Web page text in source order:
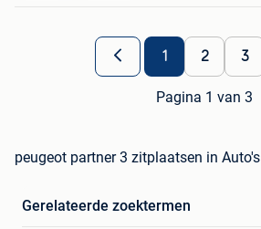
1 2 3
Pagina 1 van 3
peugeot partner 3 zitplaatsen in Auto's
Gerelateerde zoektermen